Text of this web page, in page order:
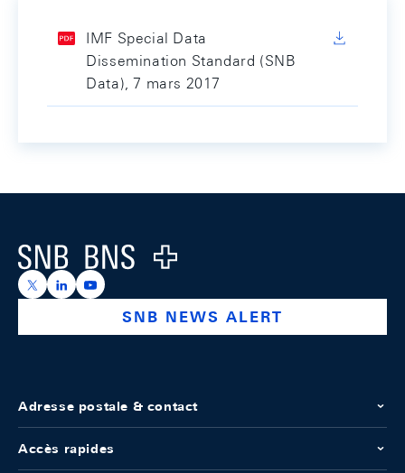
IMF Special Data
Dissemination Standard (SNB
Data), 7 mars 2017
Logo
https://x.com/snb_bns
https://ch.linkedin.com/company/swiss-national-
https://www.youtube.com/@swissnationalbank
SNB NEWS ALERT
Adresse postale & contact
Accès rapides